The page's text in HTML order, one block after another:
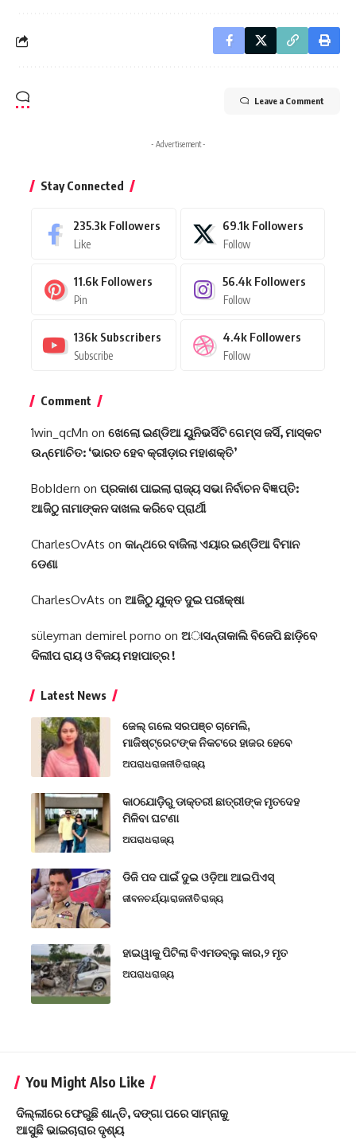
Leave a Comment
- Advertisement -
Stay Connected
235.3k Followers
Like
69.1k Followers
Follow
11.6k Followers
Pin
56.4k Followers
Follow
136k Subscribers
Subscribe
4.4k Followers
Follow
Comment
1win_qcMn on ଖେଲୋ ଇଣ୍ଡିଆ ୟୁନିଭର୍ସିଟି ଗେମ୍ସ ଜର୍ସି, ମାସ୍କଟ
ଉନ୍ମୋଚିତ: ‘ଭାରତ ହେବ କ୍ରୀଡ଼ାର ମହାଶକ୍ତି’
BobIdern on ପ୍ରକାଶ ପାଇଲା ରାଜ୍ୟ ସଭା ନିର୍ବାଚନ ବିଜ୍ଞପ୍ତି:
ଆଜିଠୁ ନାମାଙ୍କନ ଦାଖଲ କରିବେ ପ୍ରାର୍ଥୀ
CharlesOvAts on କାନ୍ଥରେ ବାଜିଲା ଏୟାର ଇଣ୍ଡିଆ ବିମାନ
ଡେଣା
CharlesOvAts on ଆଜିଠୁ ଯୁକ୍ତ ଦୁଇ ପରୀକ୍ଷା
süleyman demirel porno on ଅାସନ୍ତାକାଲି ବିଜେପି ଛାଡ଼ିବେ
ଦିଲୀପ ରାୟ ଓ ବିଜୟ ମହାପାତ୍ର !
Latest News
ଜେଲ୍ ଗଲେ ସରପଞ୍ଚ ଚାମେଲି,
ମାଜିଷ୍ଟ୍ରେଟଙ୍କ ନିକଟରେ ହାଜର ହେବେ
ଅପରାଧରାଜନୀତିରାଜ୍ୟ
କାଠଯୋଡ଼ିରୁ ଡାକ୍ତରୀ ଛାତ୍ରୀଙ୍କ ମୃତଦେହ
ମିଳିବା ଘଟଣା
ଅପରାଧରାଜ୍ୟ
ଡିଜି ପଦ ପାଇଁ ଦୁଇ ଓଡ଼ିଆ ଆଇପିଏସ୍
ଜୀବନଚର୍ଯ୍ୟାରାଜନୀତିରାଜ୍ୟ
ହାଇୱାକୁ ପିଟିଲା ବିଏମଡବ୍ଲୁ କାର,୨ ମୃତ
ଅପରାଧରାଜ୍ୟ
You Might Also Like
ଦିଲ୍ଲୀରେ ଫେରୁଛି ଶାନ୍ତି, ଦଙ୍ଗା ପରେ ସାମ୍ନାକୁ
ଆସୁଛି ଭାଇଚାରାର ଦୃଶ୍ୟ